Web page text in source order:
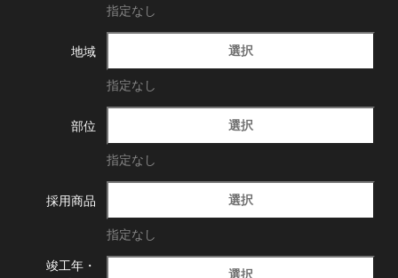
指定なし
地域 選択
指定なし
部位 選択
指定なし
採用商品 選択
指定なし
竣工年・
選択